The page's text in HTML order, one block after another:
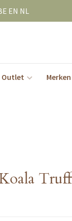
EN NL
Outlet Merken